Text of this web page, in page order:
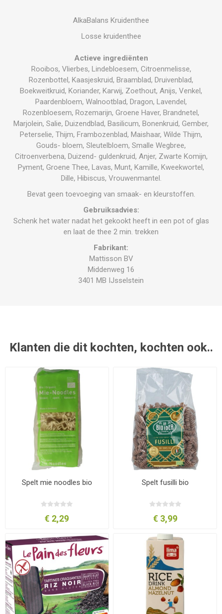
AlkaBalans Kruidenthee
Losse kruidenthee
Actieve ingrediënten
Rooibos, Vlierbes, Lindebloesem, Citroenmelisse,
Rozenbottel, Kaasjeskruid, Braamblad, Druivenblad,
Boekweitkruid, Koriander, Karwij, Zoethout, Anijs, Venkel,
Paardenbloem, Walnootblad, Dragon, Lavendel,
Rozenbloesem, Rozemarijn, Groene Haver, Brandnetel,
Marjolein, Salie, Duizendblad, Basilicum, Bonenkruid, Gember,
Peterselie, Thijm, Frambozenblad, Maishaar, Wilde Thijm,
Gouds- bloem, Sleutelbloem, Smalle Wegbree,
Citroenverbena, Duizend- guldenkruid, Anjer, Zwarte Komijn,
Pyment, Groene Thee, Lavas, Munt, Kamille, Kweekwortel,
Dille, Hibiscus, Vrouwenmantel.
Bevat geen toevoeging van smaak- en kleurstoffen.
Gebruiksadvies:
Schenk het water nadat het gekookt heeft in een pot of glas
en laat de thee 2 min. trekken
Fabrikant:
Mattisson BV
Middenweg 16
3401 MB IJsselstein
Klanten die dit kochten, kochten ook..
Spelt mie noodles bio
€ 2,29
Spelt fusilli bio
€ 3,99